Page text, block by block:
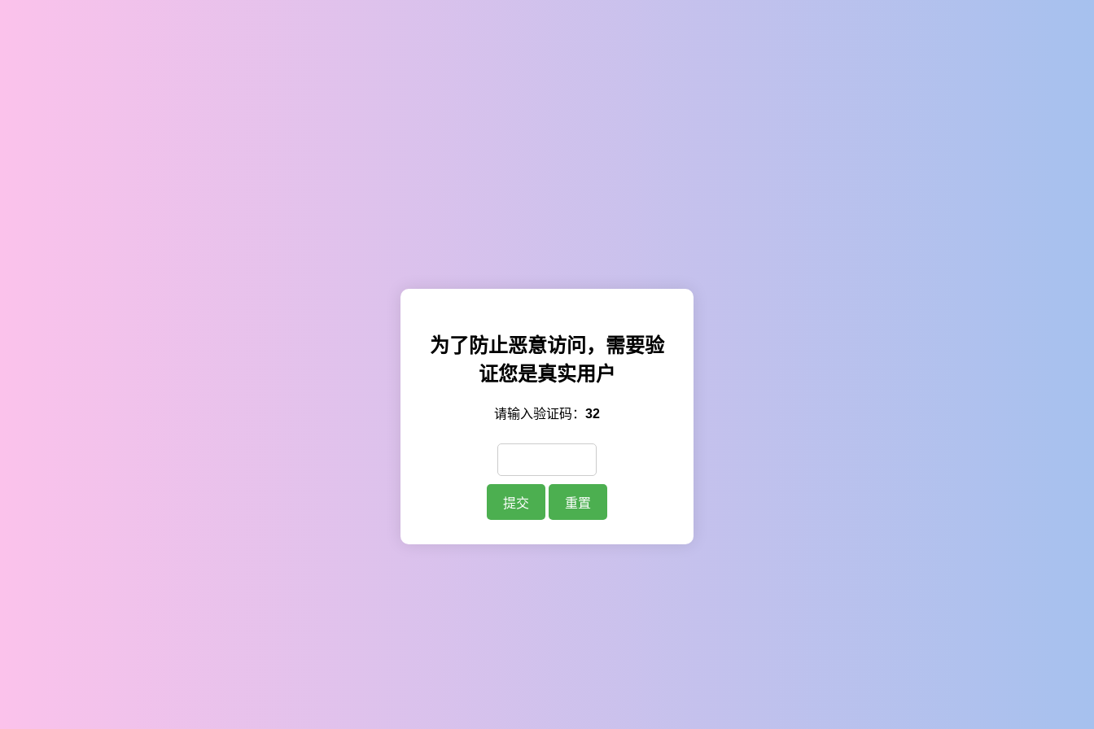
为了防止恶意访问，需要验
证您是真实用户
请输入验证码： 32
提交 重置